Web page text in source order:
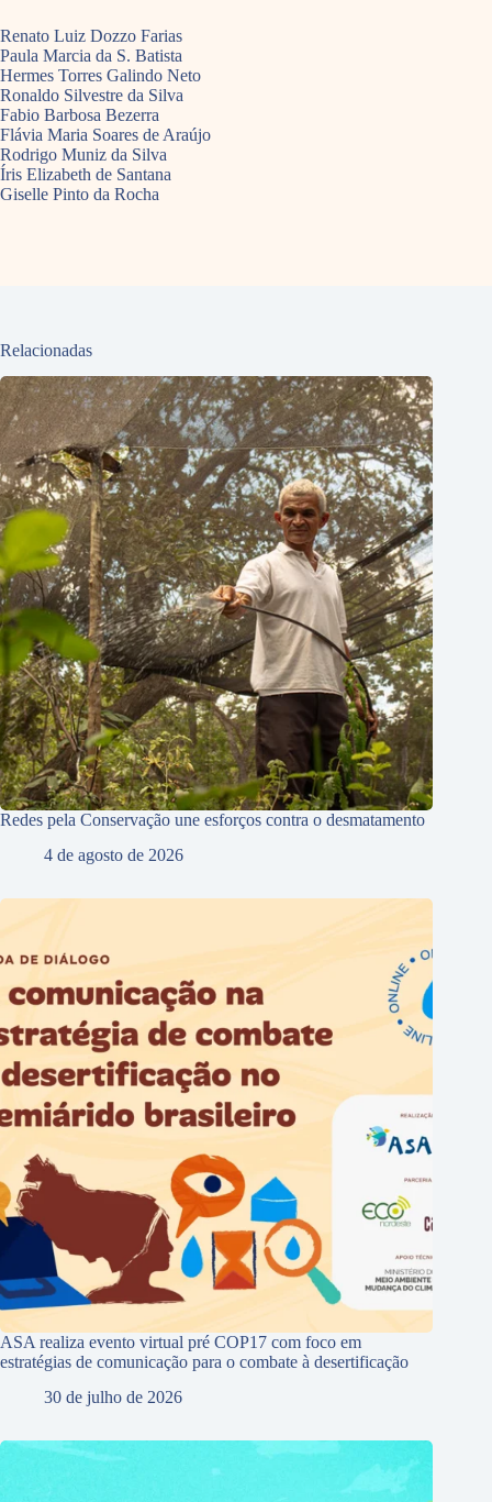
Renato Luiz Dozzo Farias
Paula Marcia da S. Batista
Hermes Torres Galindo Neto
Ronaldo Silvestre da Silva
Fabio Barbosa Bezerra
Flávia Maria Soares de Araújo
Rodrigo Muniz da Silva
Íris Elizabeth de Santana
Giselle Pinto da Rocha
Relacionadas
Redes pela Conservação une esforços contra o desmatamento
4 de agosto de 2026
ASA realiza evento virtual pré COP17 com foco em
estratégias de comunicação para o combate à desertificação
30 de julho de 2026